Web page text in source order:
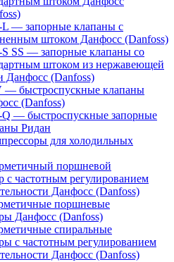
L — запорные клапаны с
штоком Данфосс (Danfoss)
SS — запорные клапаны со
штоком из нержавеющей
Данфосс (Danfoss)
— быстроспускные клапаны
(Danfoss)
Q — быстроспускные запорные
Ридан
для холодильных
поршневой
с частотным регулированием
Данфосс (Danfoss)
поршневые
Данфосс (Danfoss)
спиральные
с частотным регулированием
Данфосс (Danfoss)